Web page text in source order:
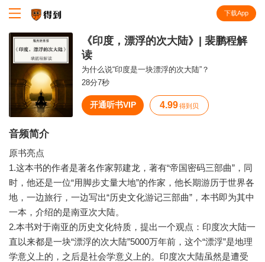
下载App
《印度，漂浮的次大陆》| 裴鹏程解
读
为什么说“印度是一块漂浮的次大陆”？
28分7秒
开通听书VIP 4.99 得到贝
音频简介
原书亮点
1.这本书的作者是著名作家郭建龙，著有“帝国密码三部曲”，同
时，他还是一位“用脚步丈量大地”的作家，他长期游历于世界各
地，一边旅行，一边写出“历史文化游记三部曲”，本书即为其中
一本，介绍的是南亚次大陆。
2.本书对于南亚的历史文化特质，提出一个观点：印度次大陆一
直以来都是一块“漂浮的次大陆”5000万年前，这个“漂浮”是地理
学意义上的，之后是社会学意义上的。印度次大陆虽然是遭受